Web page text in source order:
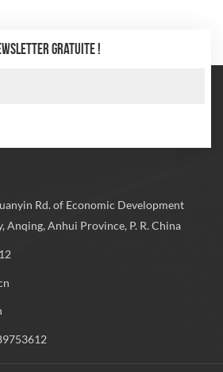
GRATUITE !
Rd. of Economic Development
Anqing, Anhui Province, P. R. China